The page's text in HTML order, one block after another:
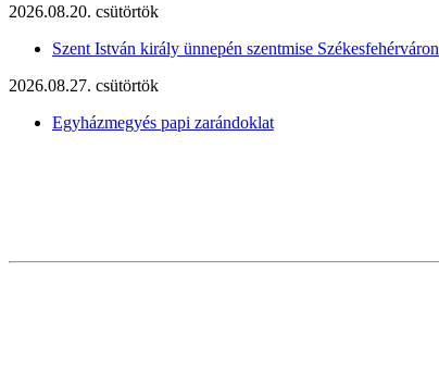
2026.08.20. csütörtök
Szent István király ünnepén szentmise Székesfehérváron
2026.08.27. csütörtök
Egyházmegyés papi zarándoklat